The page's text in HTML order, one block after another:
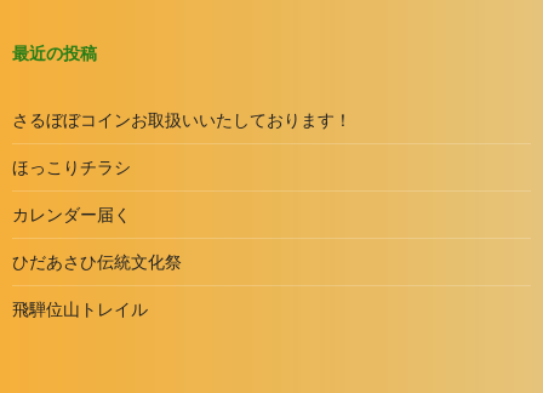
最近の投稿
さるぼぼコインお取扱いいたしております！
ほっこりチラシ
カレンダー届く
ひだあさひ伝統文化祭
飛騨位山トレイル